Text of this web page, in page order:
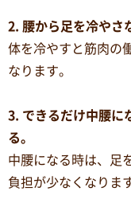
2. 腰から足を冷やさ
体を冷やすと筋肉の
なります。
3. できるだけ中腰に
る。
中腰になる時は、足
負担が少なくなりま